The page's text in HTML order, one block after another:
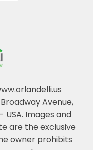
Avenue,
USA. Images and
are the exclusive
owner prohibits